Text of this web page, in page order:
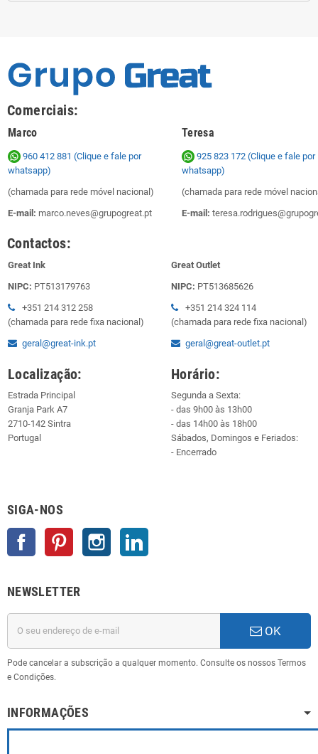
Comerciais:
Marco Teresa
960 412 881 (Clique e fale por
whatsapp)
(chamada para rede móvel nacional)
E-mail: marco.neves@grupogreat.pt
925 823 172 (Clique e fale por
whatsapp)
(chamada para rede móvel
E-mail:
Contactos:
Great Ink
NIPC: PT513179763
+351 214 312 258
(chamada para rede fixa nacional)
geral@great-ink.pt
Great Outlet
NIPC: PT513685626
+351 214 324 114
(chamada para rede fixa nacional)
geral@great-outlet.pt
Localização:
Estrada Principal
Granja Park A7
2710-142 Sintra
Portugal
Horário:
Segunda a Sexta:
- das 9h00 às 13h00
- das 14h00 às 18h00
Sábados, Domingos e Feriados:
- Encerrado
SIGA-NOS
Facebook Pinterest Instagram
NEWSLETTER
OK
Pode cancelar a subscrição a qualquer momento. Consulte os nossos Termos
e Condições.
INFORMAÇÕES